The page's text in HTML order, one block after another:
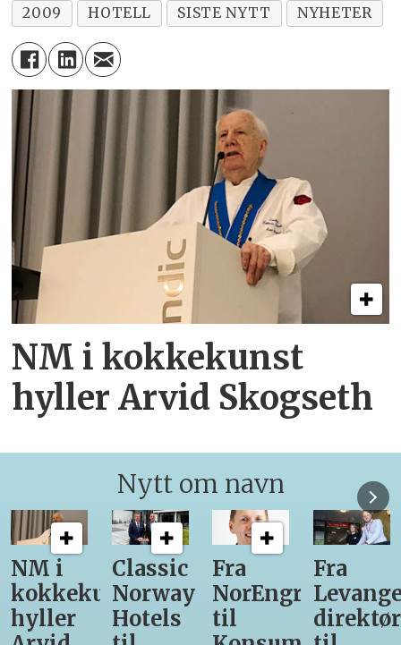
2009
HOTELL SISTE NYTT NYHETER
NM i kokkekunst
hyller Arvid Skogseth
Nytt om navn
Classic
Norway
Hotels
Fra
NorEngros
til
Fra
Levanger-
direktør
12
får